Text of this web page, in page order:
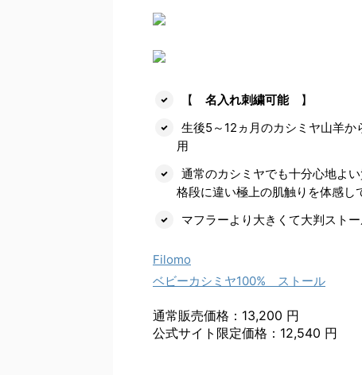
【 名入れ刺繍可能】
生後5～12ヵ月のカシミヤ山羊
用
通常のカシミヤでも十分心地よ
格段に違い極上の肌触りを体感し
マフラーより大きくて大判スト
Filomo
ベビーカシミヤ100% ストール
通常販売価格：13,200 円
公式サイト限定価格：12,540 円